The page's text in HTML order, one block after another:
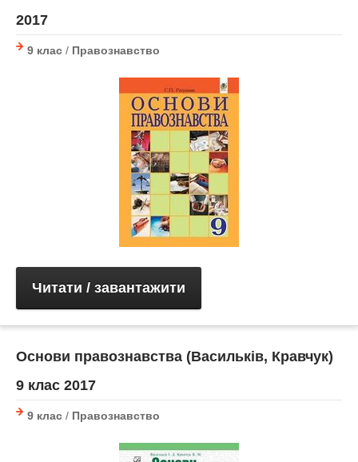
2017
9 клас / Правознавство
Читати / завантажити
Основи правознавства (Васильків, Кравчук)
9 клас 2017
9 клас / Правознавство